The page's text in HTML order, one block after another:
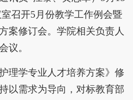
召开5月份教学工作例会暨
案修订会。学院相关负责人
议。
理学专业人才培养方案》修
以需求为导向，对标教育部